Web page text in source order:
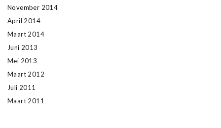
November 2014
April 2014
Maart 2014
Juni 2013
Mei 2013
Maart 2012
Juli 2011
Maart 2011